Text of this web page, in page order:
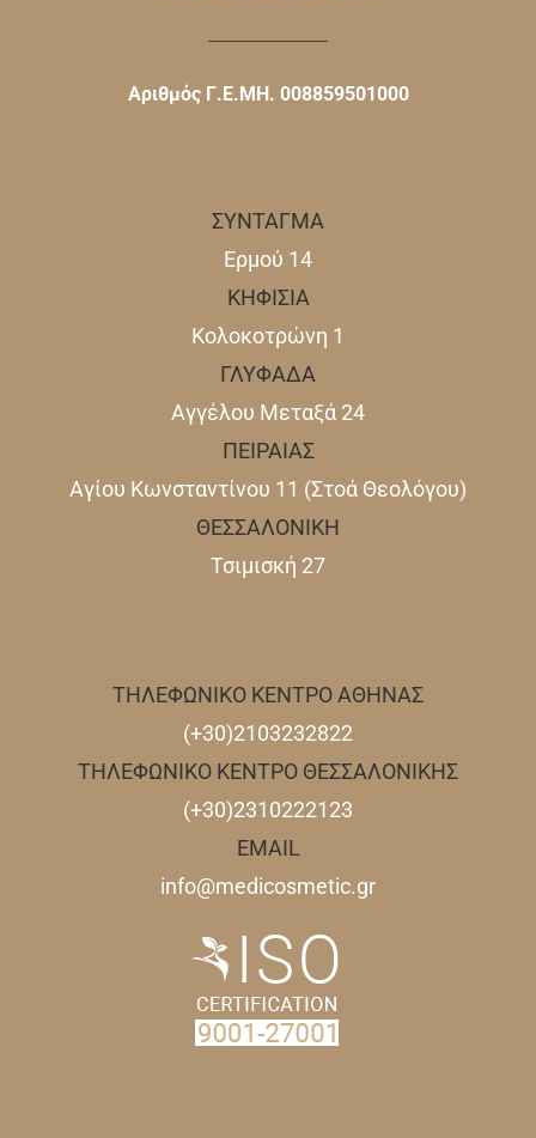
Αριθμός Γ.Ε.ΜΗ. 008859501000
ΣΥΝΤΑΓΜΑ
Ερμού 14
ΚΗΦΙΣΙΑ
Κολοκοτρώνη 1
ΓΛΥΦΑΔΑ
Αγγέλου Μεταξά 24
ΠΕΙΡΑΙΑΣ
Αγίου Κωνσταντίνου 11 (Στοά Θεολόγου)
ΘΕΣΣΑΛΟΝΙΚΗ
Τσιμισκή 27
ΤΗΛΕΦΩΝΙΚΟ ΚΕΝΤΡΟ ΑΘΗΝΑΣ
(+30)2103232822
ΤΗΛΕΦΩΝΙΚΟ ΚΕΝΤΡΟ ΘΕΣΣΑΛΟΝΙΚΗΣ
(+30)2310222123
EMAIL
info@medicosmetic.gr